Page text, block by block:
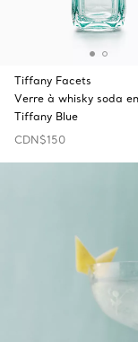
Tiffany Facets
Verre à whisky soda
Tiffany Blue
CDN$150